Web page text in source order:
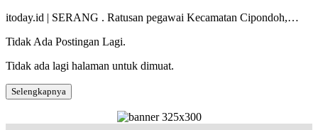
itoday.id | SERANG . Ratusan pegawai Kecamatan Cipondoh,…
Tidak Ada Postingan Lagi.
Tidak ada lagi halaman untuk dimuat.
Selengkapnya